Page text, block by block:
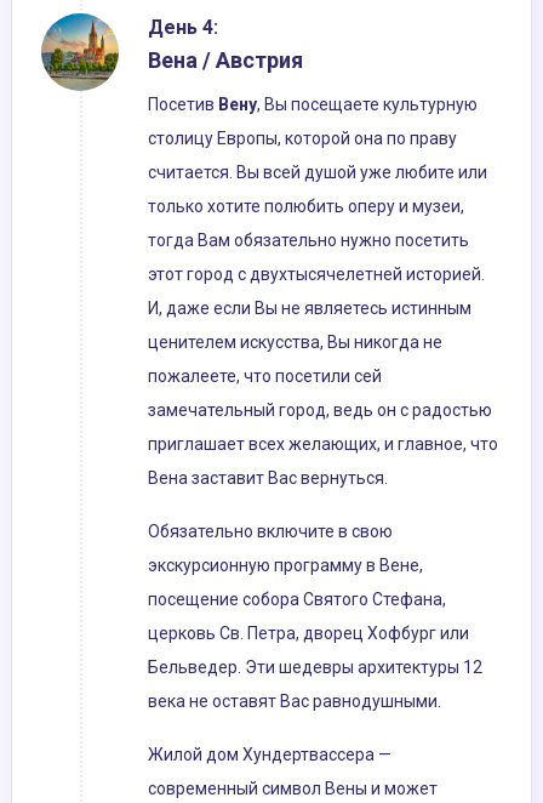
День 4:
Вена / Австрия
Посетив Вену, Вы посещаете культурную
столицу Европы, которой она по праву
считается. Вы всей душой уже любите или
только хотите полюбить оперу и музеи,
тогда Вам обязательно нужно посетить
этот город с двухтысячелетней историей.
И, даже если Вы не являетесь истинным
ценителем искусства, Вы никогда не
пожалеете, что посетили сей
замечательный город, ведь он с радостью
приглашает всех желающих, и главное, что
Вена заставит Вас вернуться.
Обязательно включите в свою
экскурсионную программу в Вене,
посещение собора Святого Стефана,
церковь Св. Петра, дворец Хофбург или
Бельведер. Эти шедевры архитектуры 12
века не оставят Вас равнодушными.
Жилой дом Хундертвассера —
современный символ Вены и может